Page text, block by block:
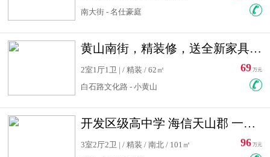
南大街 - 名仕豪庭
黄山南街，精装修，送全新家具，看房有钥匙，实用面积大
2室1厅1卫 | / 精装 / 62㎡
白石路文化路 - 小黄山
69 万元
开发区级高中学 海信天山郡 一手合同没有税！ 送车位
3室2厅2卫 | / 精装 / 南北 / 101㎡
96 万元